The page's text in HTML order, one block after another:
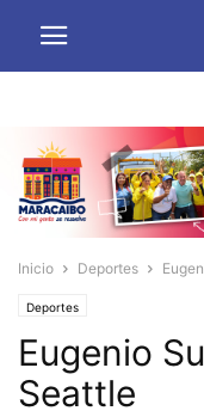
Inicio Deportes
Deportes
Eugenio
Seattle